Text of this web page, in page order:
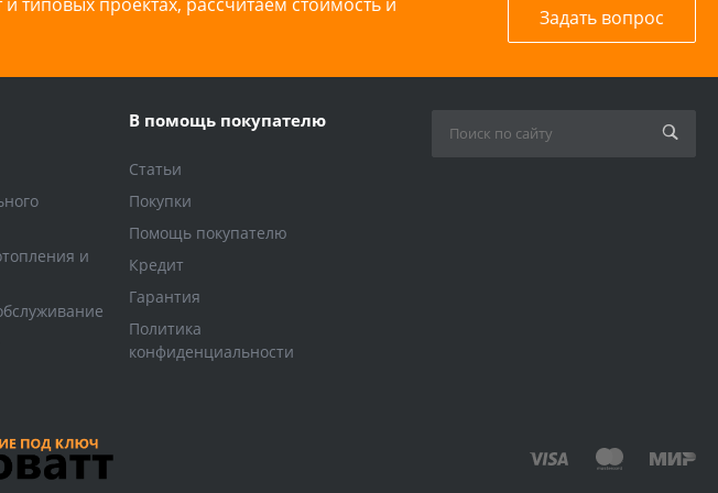
Задать вопрос
и
В помощь покупателю
Статьи
Покупки
Помощь покупателю
Кредит
Гарантия
Политика
конфиденциальности